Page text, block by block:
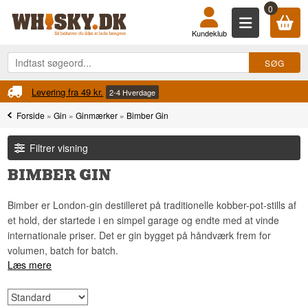
0
Kundeklub
Levering fra 49 kr. 2-4 Hverdage
Forside »Gin »Ginmærker » Bimber Gin
Filtrer visning
BIMBER GIN
Bimber er London-gin destilleret på traditionelle kobber-pot-stills af
et hold, der startede i en simpel garage og endte med at vinde
internationale priser. Det er gin bygget på håndværk frem for
volumen, batch for batch.
Læs mere